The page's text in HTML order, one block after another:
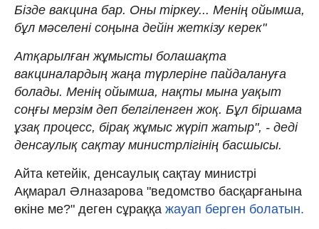
Бізде вакцина бар. Оны тіркеу... Менің ойымша,
бұл мәселені соңына дейін жеткізу керек"
Атқарылған жұмысты болашақта
вакциналардың жаңа түрлеріне пайдалануға
болады. Менің ойымша, нақты мына уақыт
соңғы мерзім деп белгіленген жоқ. Бұл біршама
ұзақ процесс, бірақ жұмыс жүріп жатыр", - деді
денсаулық сақтау министрлігінің басшысы.
Айта кетейік, денсаулық сақтау министрі
Ақмарал Әлназарова "ведомство басқарғанына
өкіне ме?" деген сұраққа жауап берген болатын.